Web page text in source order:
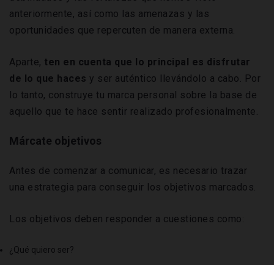
anteriormente, así como las amenazas y las
oportunidades que repercuten de manera externa.
Aparte, ten en cuenta que lo principal es disfrutar
de lo que haces y ser auténtico llevándolo a cabo. Por
lo tanto, construye tu marca personal sobre la base de
aquello que te hace sentir realizado profesionalmente.
Márcate objetivos
Antes de comenzar a comunicar, es necesario trazar
una estrategia para conseguir los objetivos marcados.
Los objetivos deben responder a cuestiones como:
¿Qué quiero ser?